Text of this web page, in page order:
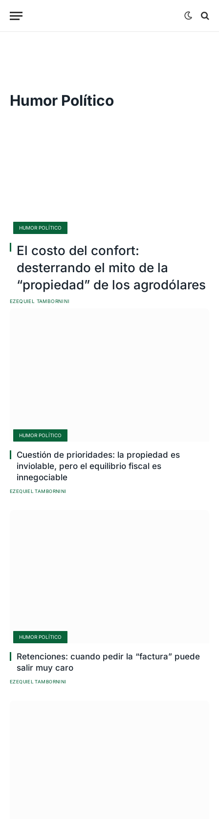
Humor Político
HUMOR POLÍTICO
El costo del confort:
desterrando el mito de la
“propiedad” de los agrodólares
EZEQUIEL TAMBORNINI
HUMOR POLÍTICO
Cuestión de prioridades: la propiedad es
inviolable, pero el equilibrio fiscal es
innegociable
EZEQUIEL TAMBORNINI
HUMOR POLÍTICO
Retenciones: cuando pedir la “factura” puede
salir muy caro
EZEQUIEL TAMBORNINI